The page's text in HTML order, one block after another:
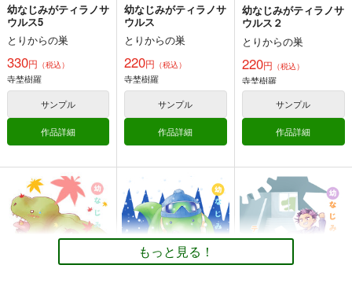
オリジナル同人て売れ
るの？＋オリジナル同
人の電子書籍て売れる
の？etc…～なんだか
んだ赤字出さず20年
続いたよ記録～
ぽっぽこっこ
110円（税込）
オリジナル
カート
残夏の家出（総集編）
amaretto
1,599円
カート
ミカゲはミカゲの背後
霊
まるちぷるCAFE
110円
オリジナル
ミカゲ
カート
角と板と魔法記師8
とりからの巣
角と板と魔法記師7
とりからの巣
440円（税込）
小さめの魔法師匠と大
きめの魔法少女。8
とりからの巣
440円（税込）
幼なじみがティラノサ
ウルス5
とりからの巣
330円 （税込）
寺埜樹羅
サンプル
作品詳細
幼なじみがティラノサ
ウルス
とりからの巣
220円 （税込）
寺埜樹羅
サンプル
作品詳細
幼なじみがティラノサ
ウルス２
とりからの巣
220円 （税込）
寺埜樹羅
サンプル
作品詳細
もっと見る！